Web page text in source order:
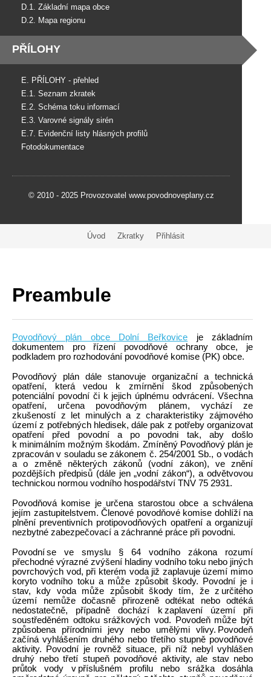
D.1. Základní mapa obce
D.2. Mapa regionu
PŘÍLOHY
E. PŘÍLOHY - přehled
E.1. Seznam zkratek
E.2. Schéma toku informací
E.3. Varovné signály sirén
E.7. Evidenční listy hlásných profilů
Fotodokumentace
© 2010 - 2025 Provozovatel www.povodnoveplany.cz
Úvod Zkratky Přihlásit
Preambule
Povodňový plán obce Dolní Beřkovice je základním
dokumentem pro řízení povodňové ochrany obce, je
podkladem pro rozhodování povodňové komise (PK) obce.
Povodňový plán dále stanovuje organizační a technická
opatření, která vedou k zmírnění škod způsobených
potenciální povodní či k jejich úplnému odvrácení. Všechna
opatření, určena povodňovým plánem, vychází ze
zkušeností z let minulých a z charakteristiky zájmového
území z potřebných hledisek, dále pak z potřeby organizovat
opatření před povodní a po povodni tak, aby došlo
k minimálním možným škodám. Zmíněný Povodňový plán je
zpracován v souladu se zákonem č. 254/2001 Sb., o vodách
a o změně některých zákonů (vodní zákon), ve znění
pozdějších předpisů (dále jen „vodní zákon“), a odvětvovou
technickou normou vodního hospodářství TNV 75 2931.
Povodňová komise je určena starostou obce a schválena
jejím zastupitelstvem. Členové povodňové komise dohlíží na
plnění preventivních protipovodňových opatření a organizují
nezbytné zabezpečovací a záchranné práce při povodni.
Povodní se ve smyslu § 64 vodního zákona rozumí
přechodné výrazné zvýšení hladiny vodního toku nebo jiných
povrchových vod, při kterém voda již zaplavuje území mimo
koryto vodního toku a může způsobit škody. Povodní je i
stav, kdy voda může způsobit škody tím, že z určitého
území nemůže dočasně přirozeně odtékat nebo odtéká
nedostatečně, případně dochází k zaplavení území při
soustředěném odtoku srážkových vod. Povodeň může být
způsobena přírodními jevy nebo umělými vlivy. Povodeň
začíná vyhlášením druhého nebo třetího stupně povodňové
aktivity. Povodní je rovněž situace, při níž nebyl vyhlášen
druhý nebo třetí stupeň povodňové aktivity, ale stav nebo
průtok vody v příslušném profilu nebo srážka dosáhla